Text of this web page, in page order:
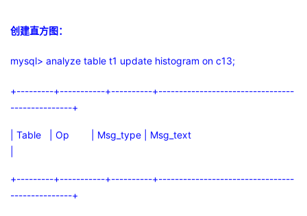
创建直方图：
mysql> analyze table t1 update histogram on c13;
+---------+-----------+----------+---------------------------------
---------------+
| Table | Op | Msg_type | Msg_text
+---------+-----------+----------+---------------------------------
---------------+